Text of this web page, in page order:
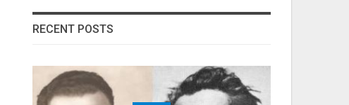
RECENT POSTS